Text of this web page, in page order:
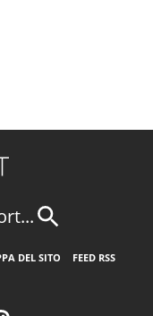
DEL SITO
FEED RSS